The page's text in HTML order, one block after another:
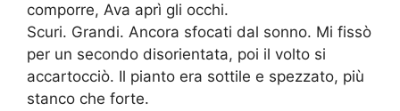
comporre, Ava aprì gli occhi.
Scuri. Grandi. Ancora sfocati dal sonno. Mi fissò
per un secondo disorientata, poi il volto si
accartocciò. Il pianto era sottile e spezzato, più
stanco che forte.